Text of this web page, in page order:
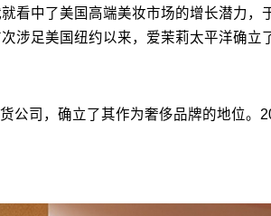
看中了美国高端美妆市场的增长潜力
涉足美国纽约以来，爱茉莉太平洋确
司，确立了其作为奢侈品牌的地位